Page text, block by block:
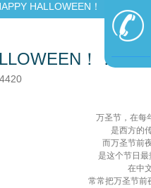
HALLOWEEN！！！
！！！
万圣节，在每
是西方的
而万圣节前
是这个节日
在中
常常把万圣节前